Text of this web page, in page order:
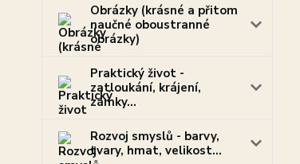
Obrázky (krásné a přitom
naučné oboustranné
obrázky)
Praktický život -
zatloukání, krájení,
zámky...
Rozvoj smyslů - barvy,
tvary, hmat, velikost...